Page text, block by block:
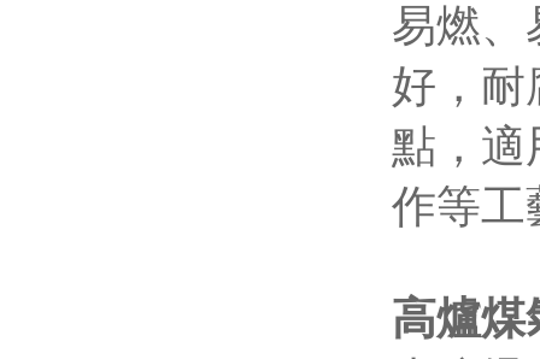
易燃、
好，耐
點，適
作等工
高爐煤